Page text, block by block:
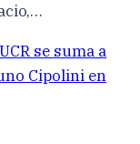
se suma a
Cipolini en